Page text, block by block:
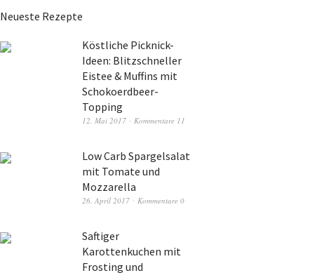
Neueste Rezepte
Köstliche Picknick-
Ideen: Blitzschneller
Eistee & Muffins mit
Schokoerdbeer-
Topping
12. Mai 2017 Kommentare 11
Low Carb Spargelsalat
mit Tomate und
Mozzarella
26. April 2017 Kommentare 0
Saftiger
Karottenkuchen mit
Frosting und